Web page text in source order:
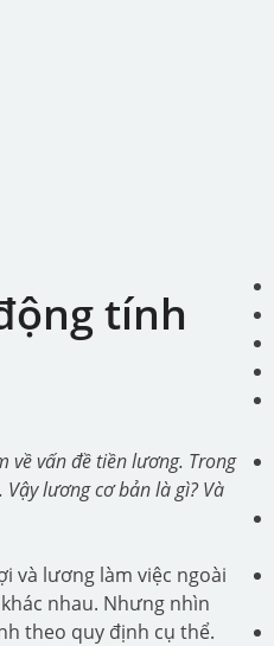
tính
về vấn đề tiền lương. Trong
lương cơ bản là gì? Và
và lương làm việc ngoài
nhau. Nhưng nhìn
theo quy định cụ thể.